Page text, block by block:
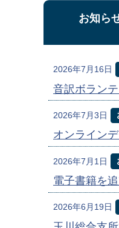
お知ら
2026年7月16日
音訳ボラン
2026年7月3日
オンライン
2026年7月1日
電子書籍を
2026年6月19日